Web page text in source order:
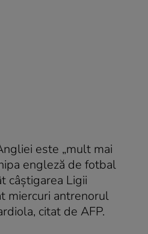
este „mult mai
engleză de fotbal
câştigarea Ligii
miercuri antrenorul
citat de AFP.